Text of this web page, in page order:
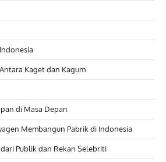
Kaget dan Kagum
di Masa Depan
Membangun Pabrik di Indonesia
Publik dan Rekan Selebriti